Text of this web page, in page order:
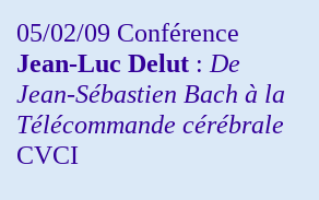
05/02/09 Conférence
Jean-Luc Delut : De
Jean-Sébastien Bach à la
Télécommande cérébrale
CVCI